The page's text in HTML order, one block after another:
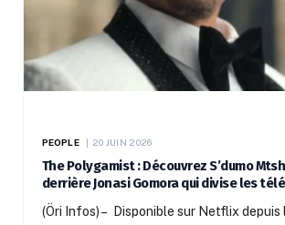
PEOPLE 20 JUIN 2026
The Polygamist : Découvrez S’dumo
derrière Jonasi Gomora qui divise les
(Öri Infos) – Disponible sur Netflix depuis